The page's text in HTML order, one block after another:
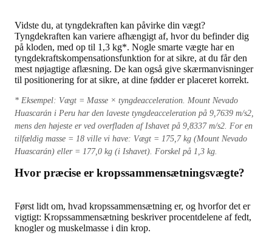
Vidste du, at tyngdekraften kan påvirke din vægt?
Tyngdekraften kan variere afhængigt af, hvor du befinder dig
på kloden, med op til 1,3 kg*. Nogle smarte vægte har en
tyngdekraftskompensationsfunktion for at sikre, at du får den
mest nøjagtige aflæsning. De kan også give skærmanvisninger
til positionering for at sikre, at dine fødder er placeret korrekt.
* Eksempel: Vægt = Masse × tyngdeacceleration. Mount Nevado
Huascarán i Peru har den laveste tyngdeacceleration på 9,7639 m/s2,
mens den højeste er ved overfladen af Ishavet på 9,8337 m/s2. For en
tilfældig masse = 18 ville vi have: Vægt = 175,7 kg (Mount Nevado
Huascarán) eller = 177,0 kg (i Ishavet). Forskel på 1,3 kg.
Hvor præcise er kropssammensætningsvægte?
Først lidt om, hvad kropssammensætning er, og hvorfor det er
vigtigt: Kropssammensætning beskriver procentdelene af fedt,
knogler og muskelmasse i din krop.